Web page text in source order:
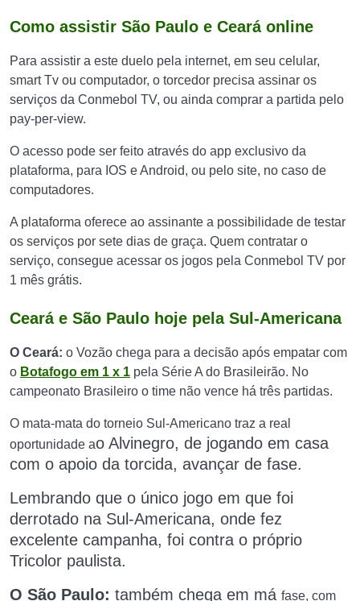
Como assistir São Paulo e Ceará online
Para assistir a este duelo pela internet, em seu celular,
smart Tv ou computador, o torcedor precisa assinar os
serviços da Conmebol TV, ou ainda comprar a partida pelo
pay-per-view.
O acesso pode ser feito através do app exclusivo da
plataforma, para IOS e Android, ou pelo site, no caso de
computadores.
A plataforma oferece ao assinante a possibilidade de testar
os serviços por sete dias de graça. Quem contratar o
serviço, consegue acessar os jogos pela Conmebol TV por
1 mês grátis.
Ceará e São Paulo hoje pela Sul-Americana
O Ceará: o Vozão chega para a decisão após empatar com
o Botafogo em 1 x 1 pela Série A do Brasileirão. No
campeonato Brasileiro o time não vence há três partidas.
O mata-mata do torneio Sul-Americano traz a real
oportunidade ao Alvinegro, de jogando em casa
com o apoio da torcida, avançar de fase.
Lembrando que o único jogo em que foi
derrotado na Sul-Americana, onde fez
excelente campanha, foi contra o próprio
Tricolor paulista.
O São Paulo: também chega em má fase, com